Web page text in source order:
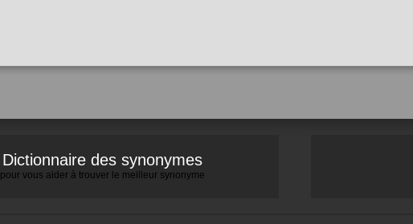
Dictionnaire des synonymes
pour vous aider à trouver le meilleur synonyme